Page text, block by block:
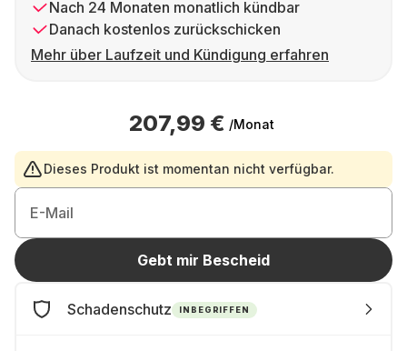
Nach 24 Monaten monatlich kündbar
Danach kostenlos zurückschicken
Mehr über Laufzeit und Kündigung erfahren
207,99 € /Monat
Dieses Produkt ist momentan nicht verfügbar.
E-Mail
Gebt mir Bescheid
Schadenschutz INBEGRIFFEN